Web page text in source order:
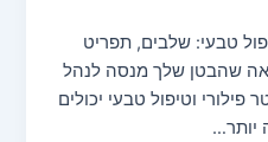
טבעי: שלבים, תפריט
שהבטן שלך מנסה לנהל
וטיפול טבעי יכולים
יותר…